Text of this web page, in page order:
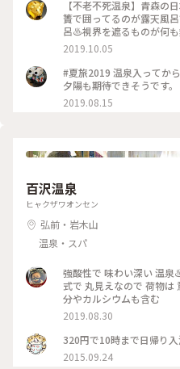
【不老不死温泉】青森の
簀で囲ってるのが露天風
呂♨視界を遮るものが何
ました(♨ ﾟдﾟ ♨) これで私も不老不死😊
で 伝わらなくてゴメンな
ぞ(´・ω・`)👉
2019.10.05
#夏旅2019 温泉入ってか
夕陽も期待できそうです。
2019.08.15
百沢温泉
ヒャクザワオンセン
弘前・岩木山
温泉・スパ
強酸性で 味わい深い 温
式で 丸見えなので 荷物は
分やカルシウムも含む
2019.08.30
320円で10時まで日帰り
2015.09.24